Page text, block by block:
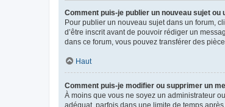
Comment puis-je publier un nouveau sujet ou
Pour publier un nouveau sujet dans un forum,
d’être inscrit avant de pouvoir rédiger un
dans ce forum, vous pouvez transférer des
Haut
Comment puis-je modifier ou supprimer un
À moins que vous ne soyez un administrateur
adéquat, parfois dans une limite de temps